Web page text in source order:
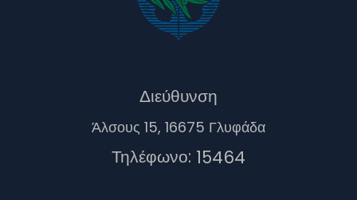
Διεύθυνση
Άλσους 15, 16675 Γλυφάδα
Τηλέφωνο: 15464